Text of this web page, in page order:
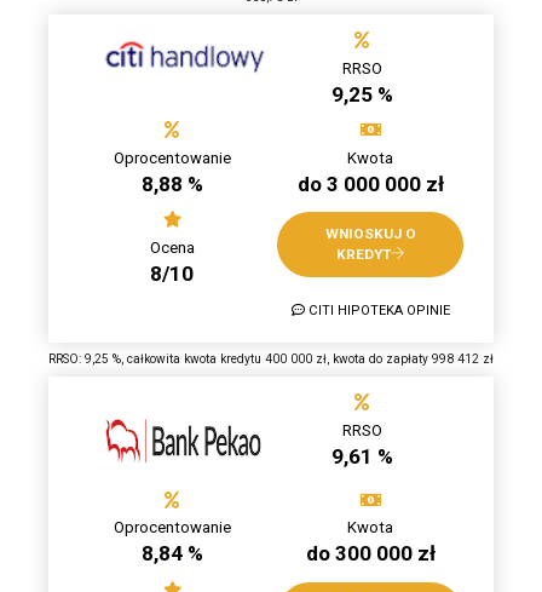
RRSO
9,25 %
Oprocentowanie
8,88 %
Kwota
do 3 000 000 zł
Ocena
8/10
WNIOSKUJ O
KREDYT
CITI HIPOTEKA OPINIE
RRSO: 9,25 %, całkowita kwota kredytu 400 000 zł, kwota do zapłaty 998 412 zł
RRSO
9,61 %
Oprocentowanie
8,84 %
Kwota
do 300 000 zł